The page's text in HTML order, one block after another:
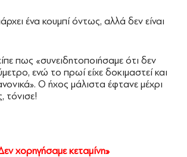
ένα κουμπί όντως, αλλά δεν είναι
πως «συνειδητοποιήσαμε ότι δεν
ενώ το πρωί είχε δοκιμαστεί και
Ο ήχος μάλιστα έφτανε μέχρι
τόνισε!
χορηγήσαμε κεταμίνη»